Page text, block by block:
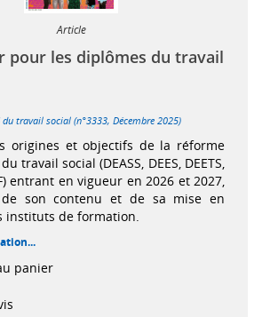
Article
pour les diplômes du travail
du travail social (n°3333, Décembre 2025)
origines et objectifs de la réforme
travail social (DEASS, DEES, DEETS,
entrant en vigueur en 2026 et 2027,
de son contenu et de sa mise en
instituts de formation.
panier